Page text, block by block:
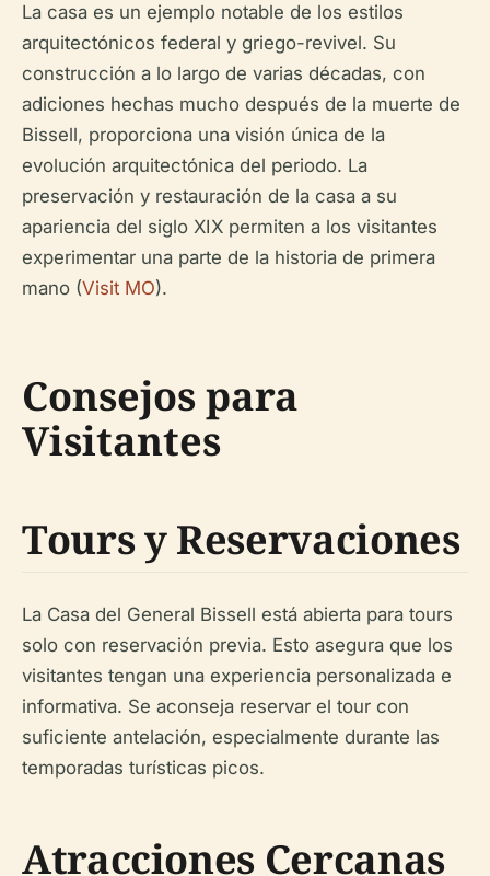
La casa es un ejemplo notable de los estilos
arquitectónicos federal y griego-revivel. Su
construcción a lo largo de varias décadas, con
adiciones hechas mucho después de la muerte de
Bissell, proporciona una visión única de la
evolución arquitectónica del periodo. La
preservación y restauración de la casa a su
apariencia del siglo XIX permiten a los visitantes
experimentar una parte de la historia de primera
mano (Visit MO).
Consejos para
Visitantes
Tours y Reservaciones
La Casa del General Bissell está abierta para tours
solo con reservación previa. Esto asegura que los
visitantes tengan una experiencia personalizada e
informativa. Se aconseja reservar el tour con
suficiente antelación, especialmente durante las
temporadas turísticas picos.
Atracciones Cercanas